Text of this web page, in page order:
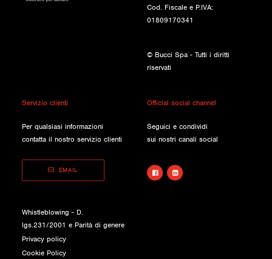
Cod. Fiscale e P.IVA:
01809170341
© Bucci Spa - Tutti i diritti
riservati
Servizio clienti
Per qualsiasi informazioni
contatta il nostro servizio clienti
EMAIL
Official social channel
Seguici e condividi
sui nostri canali social
Whistleblowing - D.
lgs.231/2001 e Parità di genere
Privacy policy
Cookie Policy